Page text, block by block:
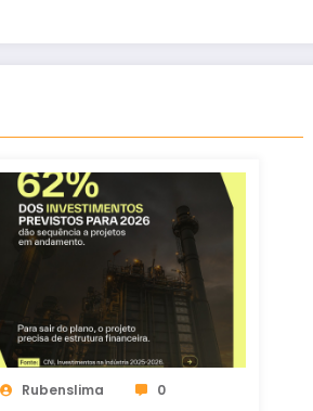
Rubenslima 0